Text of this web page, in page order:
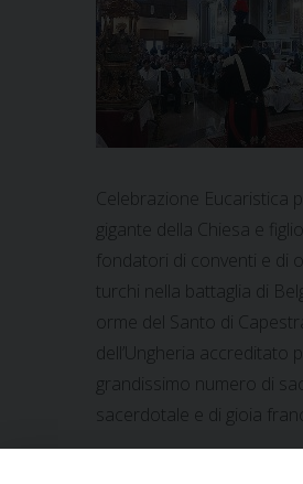
Celebrazione Eucaristica
gigante della Chiesa e
fondatori di conventi e di
turchi nella battaglia di
orme del Santo di
dell’Ungheria accreditato
grandissimo numero di
sacerdotale e di gioia